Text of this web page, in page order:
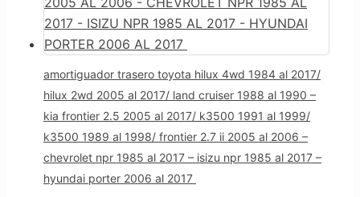
amortiguador trasero toyota hilux 4wd 1984 al 2017/
hilux 2wd 2005 al 2017/ land cruiser 1988 al 1990 –
kia frontier 2.5 2005 al 2017/ k3500 1991 al 1999/
k3500 1989 al 1998/ frontier 2.7 ii 2005 al 2006 –
chevrolet npr 1985 al 2017 – isizu npr 1985 al 2017 –
hyundai porter 2006 al 2017